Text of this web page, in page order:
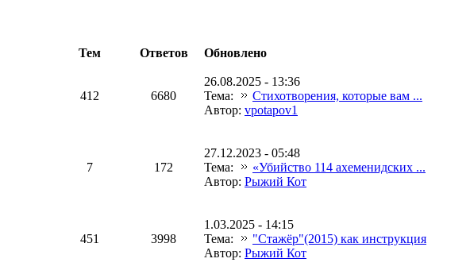
Тем Ответов
Обновлено
412 6680
26.08.2025 - 13:36
Тема:
Стихотворения, которые вам ...
Автор: vpotapov1
7 172
27.12.2023 - 05:48
Тема:
«Убийство 114 ахеменидских ...
Автор: Рыжий Кот
451 3998
1.03.2025 - 14:15
Тема:
"Стажёр"(2015) как инструкция
Автор: Рыжий Кот